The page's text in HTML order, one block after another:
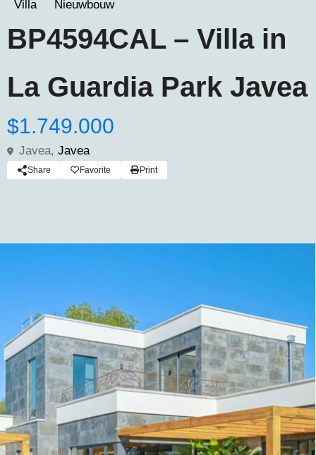
Villa Nieuwbouw
BP4594CAL – Villa in
La Guardia Park Javea
$1.749.000
Javea, Javea
Share Favorite Print